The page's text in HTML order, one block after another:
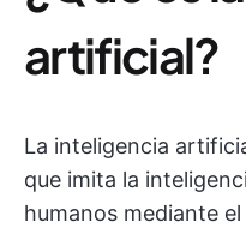
artificial?
La inteligencia
que imita la
humanos mediante